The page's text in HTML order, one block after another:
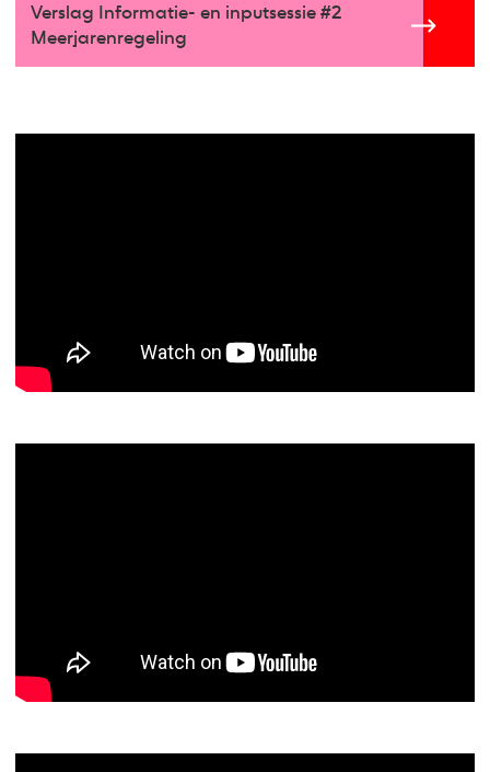
Verslag Informatie- en inputsessie #2
Meerjarenregeling